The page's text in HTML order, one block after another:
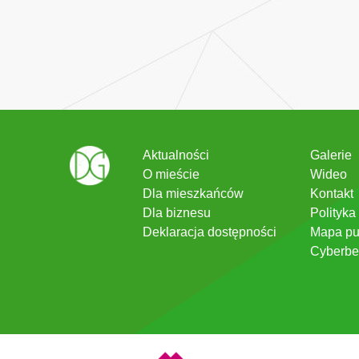
Aktualności
O mieście
Dla mieszkańców
Dla biznesu
Deklaracja dostępności
Galerie
Wideo
Kontakt
Mapa